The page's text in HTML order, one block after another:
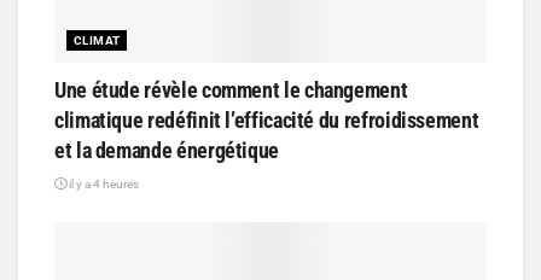
CLIMAT
Une étude révèle comment le changement
climatique redéfinit l’efficacité du refroidissement
et la demande énergétique
il y a 4 heures